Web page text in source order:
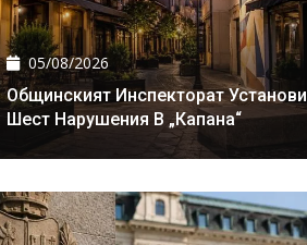
05/08/2026
Общинският Инспекторат Установи
Шест Нарушения В „Капана“